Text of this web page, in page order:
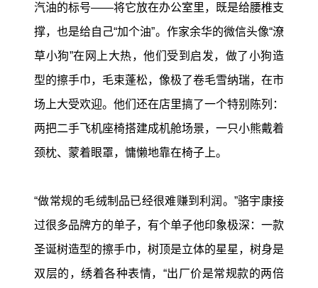
汽油的标号——将它放在办公室里，既是给腰椎支
撑，也是给自己“加个油”。作家余华的微信头像“潦
草小狗”在网上大热，他们受到启发，做了小狗造
型的擦手巾，毛束蓬松，像极了卷毛雪纳瑞，在市
场上大受欢迎。他们还在店里搞了一个特别陈列：
两把二手飞机座椅搭建成机舱场景，一只小熊戴着
颈枕、蒙着眼罩，慵懒地靠在椅子上。
“做常规的毛绒制品已经很难赚到利润。”骆宇康接
过很多品牌方的单子，有个单子他印象极深：一款
圣诞树造型的擦手巾，树顶是立体的星星，树身是
双层的，绣着各种表情，“出厂价是常规款的两倍